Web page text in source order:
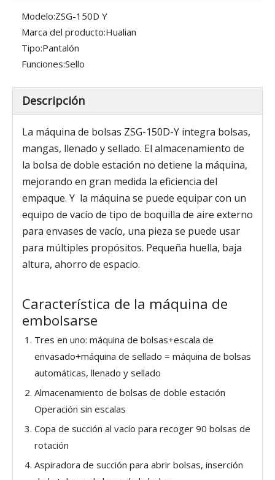
Modelo:ZSG-150D Y
Marca del producto:Hualian
Tipo:Pantalón
Funciones:Sello
Descripción
La máquina de bolsas ZSG-150D-Y integra bolsas,
mangas, llenado y sellado. El almacenamiento de
la bolsa de doble estación no detiene la máquina,
mejorando en gran medida la eficiencia del
empaque. Y la máquina se puede equipar con un
equipo de vacío de tipo de boquilla de aire externo
para envases de vacío, una pieza se puede usar
para múltiples propósitos. Pequeña huella, baja
altura, ahorro de espacio.
Característica de la máquina de
embolsarse
Tres en uno: máquina de bolsas+escala de
envasado+máquina de sellado = máquina de bolsas
automáticas, llenado y sellado
Almacenamiento de bolsas de doble estación
Operación sin escalas
Copa de succión al vacío para recoger 90 bolsas de
rotación
Aspiradora de succión para abrir bolsas, inserción